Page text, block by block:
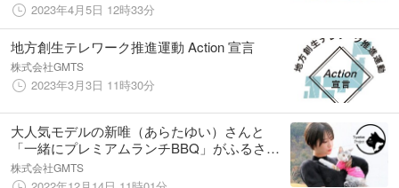
2023年4月5日 12時33分
地方創生テレワーク推進運動 Action 宣言
株式会社GMTS
2023年3月3日 11時30分
大人気モデルの新唯（あらたゆい）さんと
「一緒にプレミアムランチBBQ」がふるさと
納税活用で実質2000円！ミスSPA！2022グラ
ンプリとランチ！
株式会社GMTS